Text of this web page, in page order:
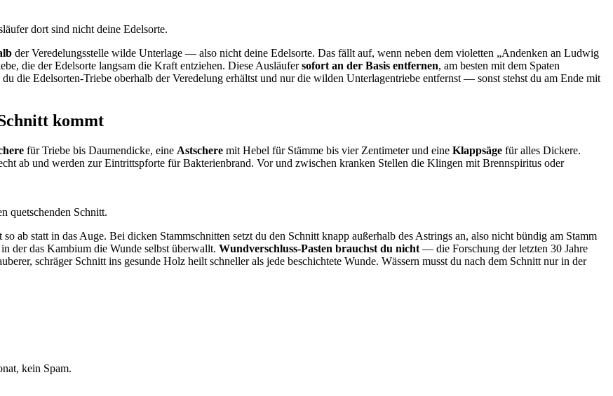
dort sind nicht deine Edelsorte.
der Veredelungsstelle wilde Unterlage — also nicht deine Edelsorte. Das fällt auf, wenn neben dem violetten „Andenken an Ludwig
die der Edelsorte langsam die Kraft entziehen. Diese Ausläufersofort an der Basis entfernen, am besten mit dem Spaten
die Edelsorten-Triebe oberhalb der Veredelung erhältst und nur die wilden Unterlagentriebe entfernst — sonst stehst du am Ende mit
kommt
für Triebe bis Daumendicke, eine Astschere mit Hebel für Stämme bis vier Zentimeter und eine Klappsäge für alles Dickere.
ab und werden zur Eintrittspforte für Bakterienbrand. Vor und zwischen kranken Stellen die Klingen mit Brennspiritus oder
quetschenden Schnitt.
ab statt in das Auge. Bei dicken Stammschnitten setzt du den Schnitt knapp außerhalb des Astrings an, also nicht bündig am Stamm
der das Kambium die Wunde selbst überwallt. Wundverschluss-Pasten brauchst du nicht — die Forschung der letzten 30 Jahre
schräger Schnitt ins gesunde Holz heilt schneller als jede beschichtete Wunde. Wässern musst du nach dem Schnitt nur in der
kein Spam.